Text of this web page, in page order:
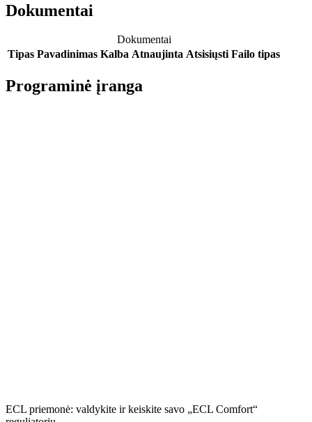
Dokumentai
Dokumentai
Tipas Pavadinimas Kalba Atnaujinta Atsisiųsti Failo tipas
Programinė įranga
ECL priemonė: valdykite ir keiskite savo „ECL Comfort“